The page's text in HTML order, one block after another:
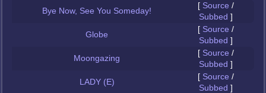
Bye Now, See You Someday!
[ Source /
Subbed ]
Globe
[ Source /
Subbed ]
Moongazing
[ Source /
Subbed ]
LADY (E)
[ Source /
Subbed ]